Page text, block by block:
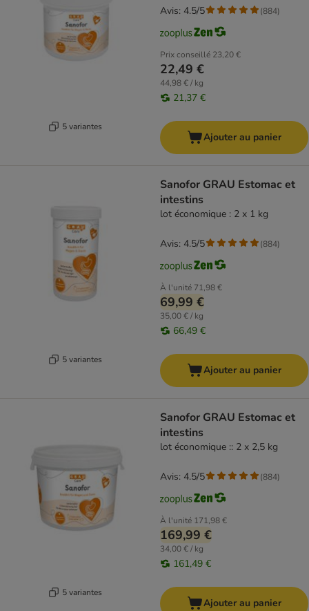
5 variantes
Prix conseillé 23,20 €
22,49 €
44,98 € / kg
21,37 €
Avis: 4.5/5 (884)
Ajouter au panier
5 variantes
Sanofor GRAU Estomac et
intestins
lot économique : 2 x 1 kg
À l'unité 71,98 €
69,99 €
35,00 € / kg
66,49 €
Avis: 4.5/5 (884)
Ajouter au panier
5 variantes
Sanofor GRAU Estomac et
intestins
lot économique :: 2 x 2,5 kg
À l'unité 171,98 €
169,99 €
34,00 € / kg
161,49 €
Avis: 4.5/5 (884)
Ajouter au panier